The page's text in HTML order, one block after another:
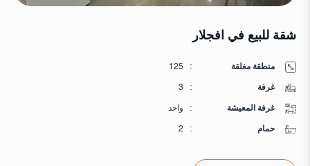
شقة للبيع في افجلار
منطقة مغلقة :
125
غرفة :
3
غرفة المعيشة : واحد
حمام :
2